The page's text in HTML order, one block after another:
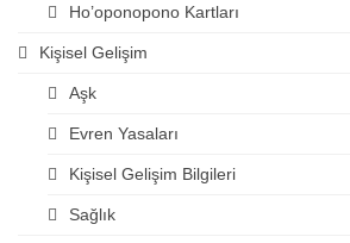
Ho’oponopono Kartları
Kişisel Gelişim
Aşk
Evren Yasaları
Kişisel Gelişim Bilgileri
Sağlık